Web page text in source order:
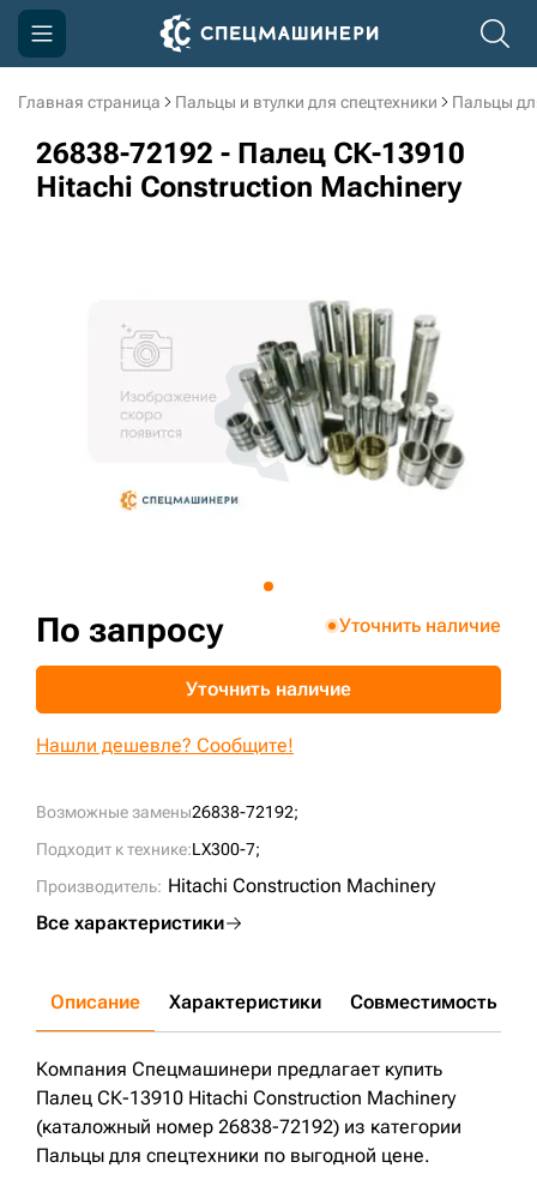
Главная страница Пальцы и втулки для спецтехники Пальцы
26838-72192 - Палец СК-13910
Hitachi Construction Machinery
Возможные замены26838-72192;
Подходит к технике:LX300-7;
Производитель: Hitachi Construction Machinery
Все характеристики
По запросу Уточнить наличие
Уточнить наличие
Нашли дешевле? Сообщите!
Описание Характеристики Совместимость
Компания Спецмашинери предлагает купить
Палец СК-13910 Hitachi Construction Machinery
(каталожный номер 26838-72192) из категории
Пальцы для спецтехники по выгодной цене.
Компания
Акции
3D тур по производству
3D тур по складам
sksale@skdst.ru